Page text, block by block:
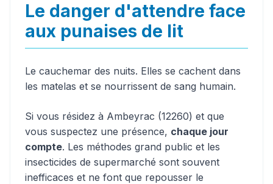
Le danger d'attendre face
aux punaises de lit
Le cauchemar des nuits. Elles se cachent dans
les matelas et se nourrissent de sang humain.
Si vous résidez à Ambeyrac (12260) et que
vous suspectez une présence, chaque jour
compte. Les méthodes grand public et les
insecticides de supermarché sont souvent
inefficaces et ne font que repousser le